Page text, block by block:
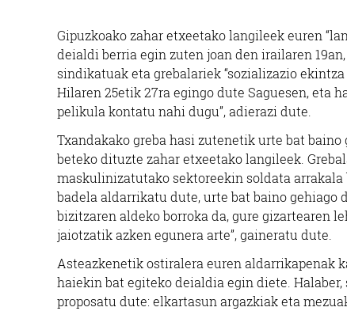
Gipuzkoako zahar etxeetako langileek euren
deialdi berria egin zuten joan den irailaren
sindikatuak eta grebalariek “sozializazio
Hilaren 25etik 27ra egingo dute Saguesen, eta
pelikula kontatu nahi dugu”, adierazi dute.
Txandakako greba hasi zutenetik urte bat baino
beteko dituzte zahar etxeetako langileek.
maskulinizatutako sektoreekin soldata arrakala
badela aldarrikatu dute, urte bat baino gehiago
bizitzaren aldeko borroka da, gure gizartearen
jaiotzatik azken egunera arte”, gaineratu dute.
Asteazkenetik ostiralera euren aldarrikapenak
haiekin bat egiteko deialdia egin diete.
proposatu dute: elkartasun argazkiak eta